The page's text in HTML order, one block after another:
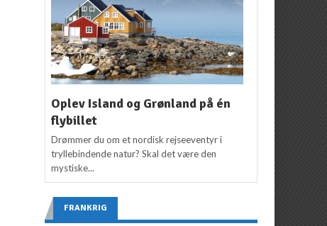
Oplev Island og Grønland på én
flybillet
Drømmer du om et nordisk rejseeventyr i
tryllebindende natur? Skal det være den
mystiske...
FRANKRIG